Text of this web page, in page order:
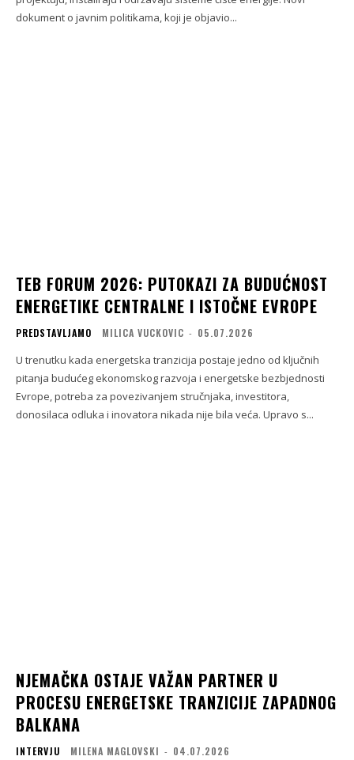
dokument o javnim politikama, koji je objavio...
TEB FORUM 2026: PUTOKAZI ZA BUDUĆNOST
ENERGETIKE CENTRALNE I ISTOČNE EVROPE
PREDSTAVLJAMO MILICA VUCKOVIC - 05.07.2026
U trenutku kada energetska tranzicija postaje jedno od ključnih
pitanja budućeg ekonomskog razvoja i energetske bezbjednosti
Evrope, potreba za povezivanjem stručnjaka, investitora,
donosilaca odluka i inovatora nikada nije bila veća. Upravo s...
NJEMAČKA OSTAJE VAŽAN PARTNER U
PROCESU ENERGETSKE TRANZICIJE ZAPADNOG
BALKANA
INTERVJU MILENA MAGLOVSKI - 04.07.2026